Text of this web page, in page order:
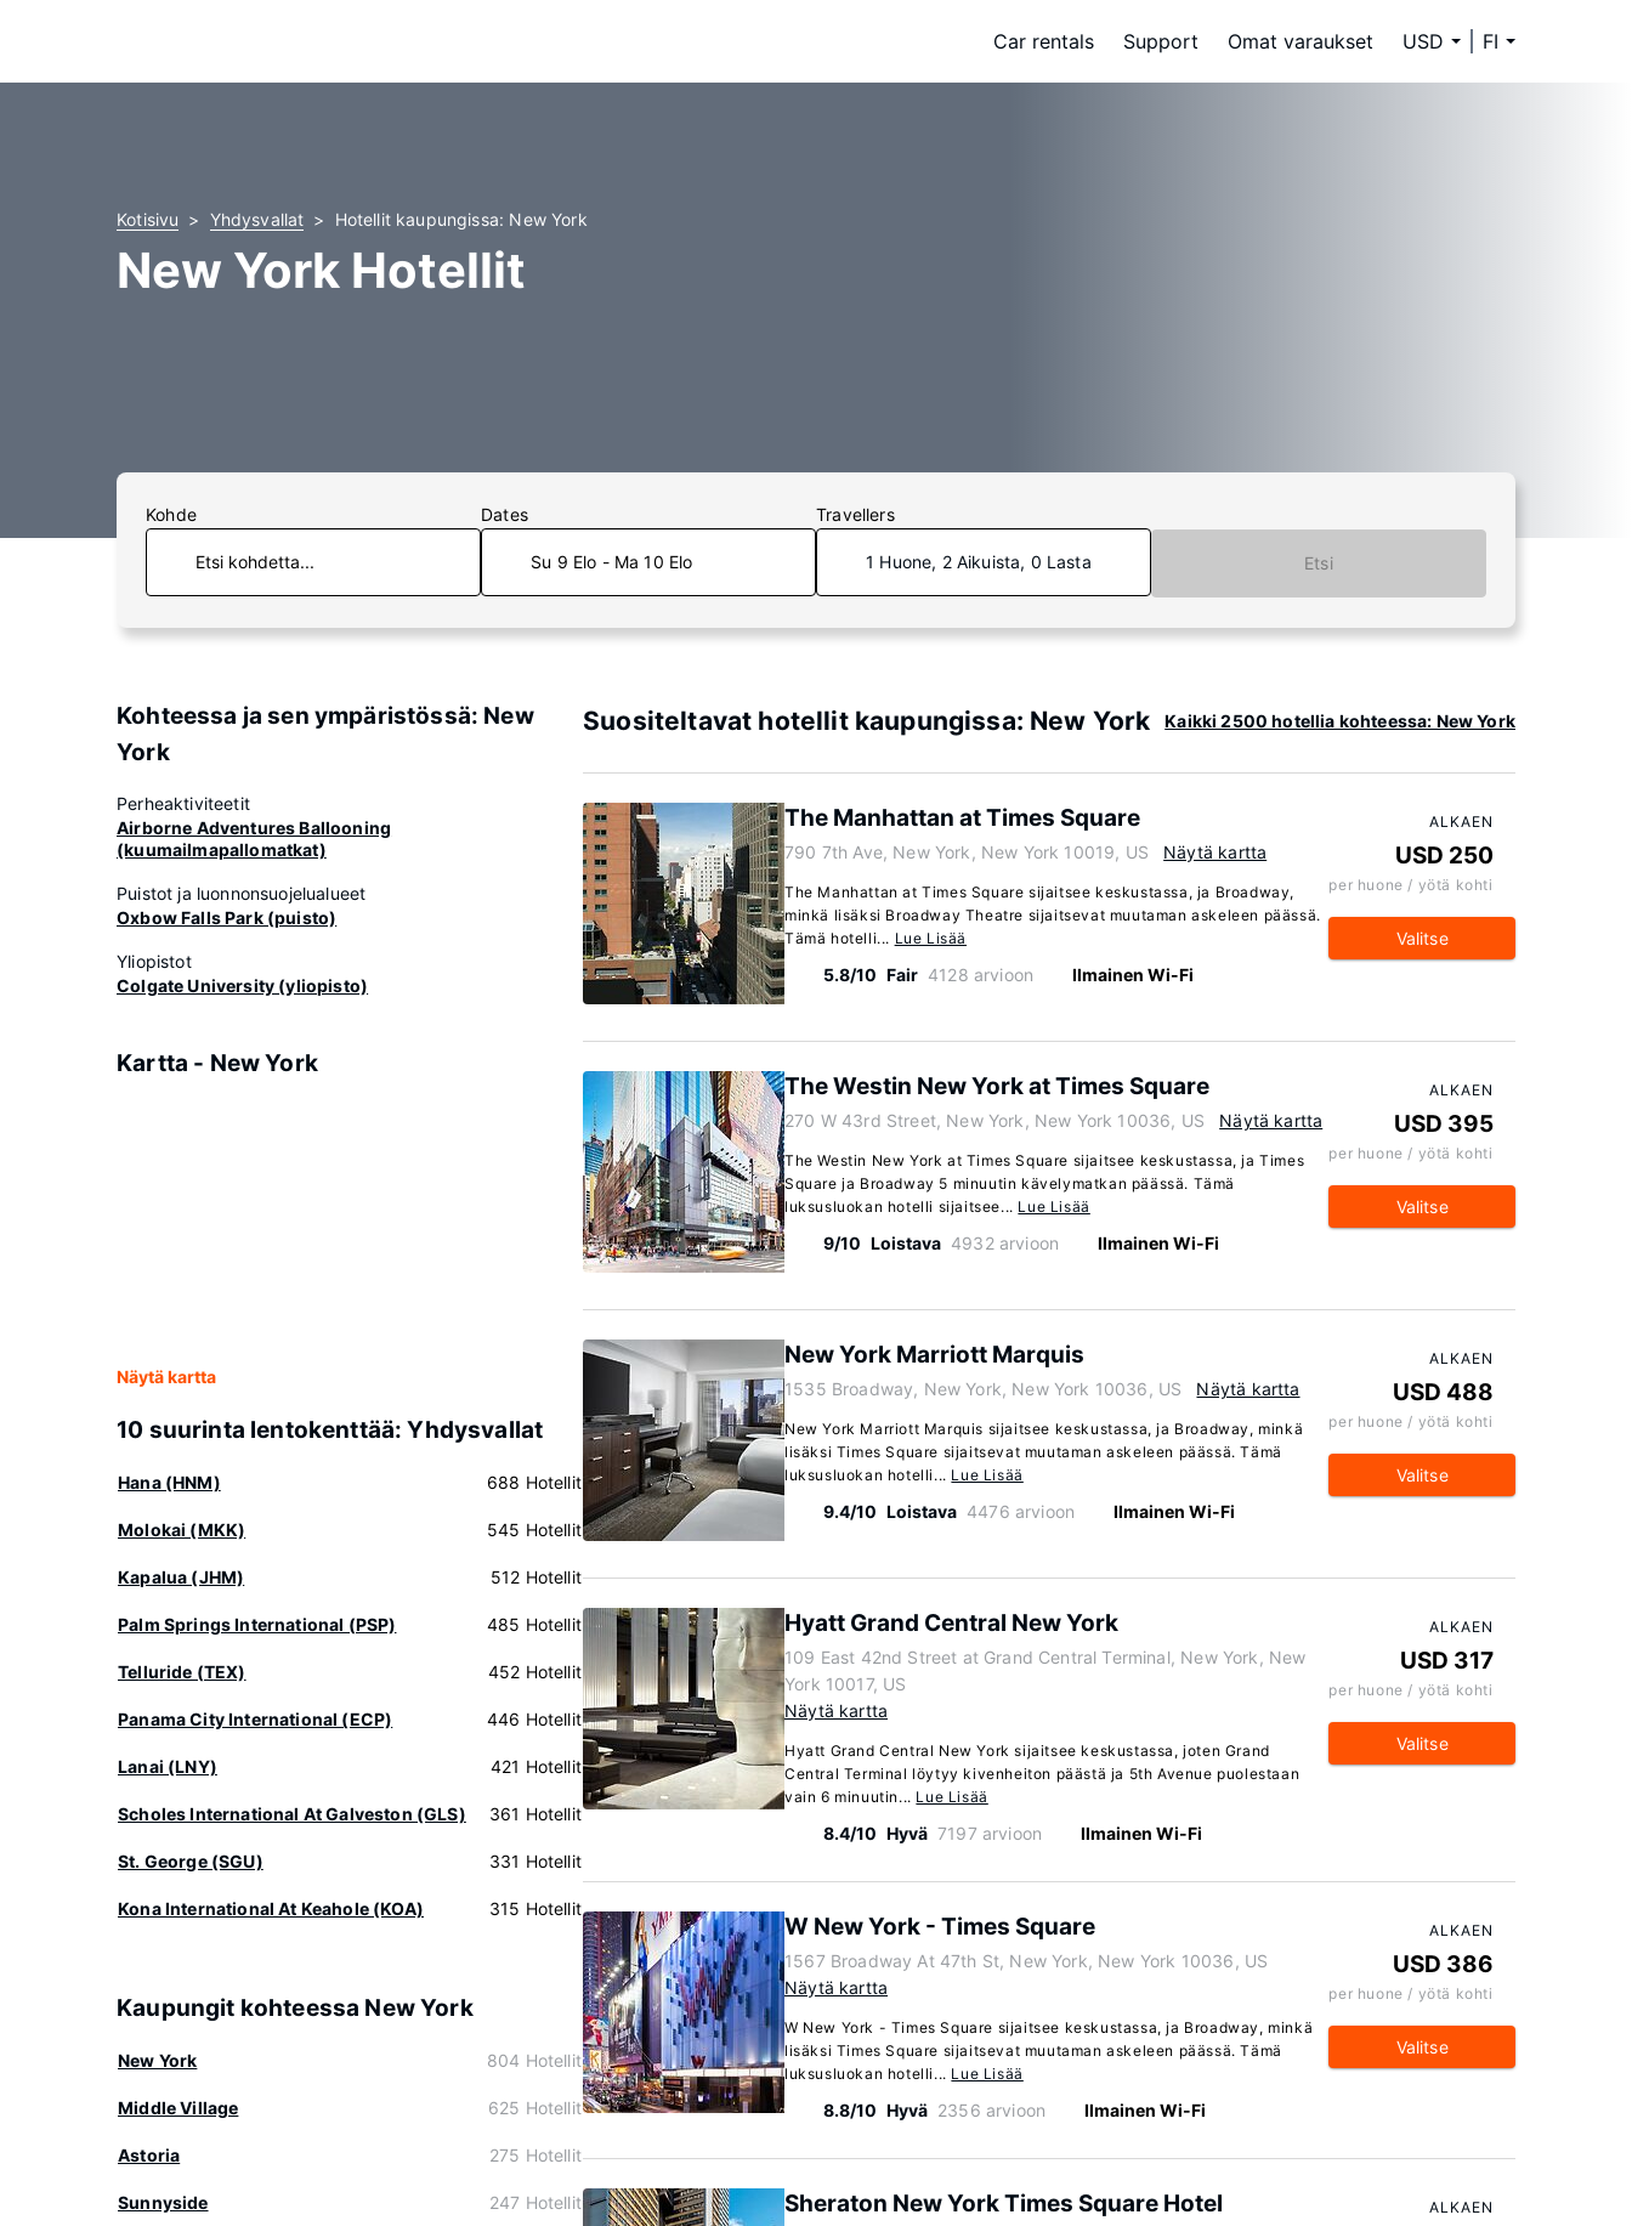
Car rentals Support Omat varaukset USD FI
Kotisivu Yhdysvallat Hotellit kaupungissa: New York
New York Hotellit
Kohde Dates
Su 9 Elo - Ma 10 Elo
Travellers
1 Huone, 2 Aikuista, 0 Lasta Etsi
Kohteessa ja sen ympäristössä: New
York
Perheaktiviteetit
Airborne Adventures Ballooning
(kuumailmapallomatkat)
Puistot ja luonnonsuojelualueet
Oxbow Falls Park (puisto)
Yliopistot
Colgate University (yliopisto)
Kartta - New York
Näytä kartta
10 suurinta lentokenttää: Yhdysvallat
Hana (HNM) 688 Hotellit
Molokai (MKK) 545 Hotellit
Kapalua (JHM) 512 Hotellit
Palm Springs International (PSP) 485 Hotellit
Telluride (TEX) 452 Hotellit
Panama City International (ECP) 446 Hotellit
Lanai (LNY) 421 Hotellit
Scholes International At Galveston (GLS) 361 Hotellit
St. George (SGU) 331 Hotellit
Kona International At Keahole (KOA) 315 Hotellit
Kaupungit kohteessa New York
New York 804 Hotellit
Middle Village 625 Hotellit
Astoria 275 Hotellit
Sunnyside 247 Hotellit
Suositeltavat hotellit kaupungissa: New York Kaikki 2500 hotellia kohteessa: New York
The Manhattan at Times Square
790 7th Ave, New York, New York 10019, US Näytä kartta
The Manhattan at Times Square sijaitsee keskustassa, ja Broadway,
minkä lisäksi Broadway Theatre sijaitsevat muutaman askeleen päässä.
Tämä hotelli... Lue Lisää
5.8/10 Fair 4128 arvioon Ilmainen Wi-Fi
ALKAEN
USD 250
per huone / yötä kohti
Valitse
The Westin New York at Times Square
270 W 43rd Street, New York, New York 10036, US Näytä kartta
The Westin New York at Times Square sijaitsee keskustassa, ja Times
Square ja Broadway 5 minuutin kävelymatkan päässä. Tämä
luksusluokan hotelli sijaitsee... Lue Lisää
9/10 Loistava 4932 arvioon Ilmainen Wi-Fi
ALKAEN
USD 395
per huone / yötä kohti
Valitse
New York Marriott Marquis
1535 Broadway, New York, New York 10036, US Näytä kartta
New York Marriott Marquis sijaitsee keskustassa, ja Broadway, minkä
lisäksi Times Square sijaitsevat muutaman askeleen päässä. Tämä
luksusluokan hotelli... Lue Lisää
9.4/10 Loistava 4476 arvioon Ilmainen Wi-Fi
ALKAEN
USD 488
per huone / yötä kohti
Valitse
Hyatt Grand Central New York
109 East 42nd Street at Grand Central Terminal, New York, New
York 10017, US
Näytä kartta
Hyatt Grand Central New York sijaitsee keskustassa, joten Grand
Central Terminal löytyy kivenheiton päästä ja 5th Avenue puolestaan
vain 6 minuutin... Lue Lisää
8.4/10 Hyvä 7197 arvioon Ilmainen Wi-Fi
ALKAEN
USD 317
per huone / yötä kohti
Valitse
W New York - Times Square
1567 Broadway At 47th St, New York, New York 10036, US
Näytä kartta
W New York - Times Square sijaitsee keskustassa, ja Broadway, minkä
lisäksi Times Square sijaitsevat muutaman askeleen päässä. Tämä
luksusluokan hotelli... Lue Lisää
8.8/10 Hyvä 2356 arvioon Ilmainen Wi-Fi
ALKAEN
USD 386
per huone / yötä kohti
Valitse
Sheraton New York Times Square Hotel ALKAEN